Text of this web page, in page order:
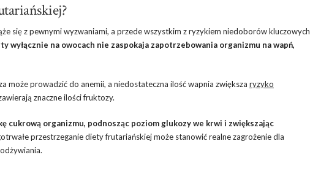
się z pewnymi wyzwaniami, a przede wszystkim z ryzykiem niedoborów kluczowych
wyłącznie na owocach nie zaspokaja zapotrzebowania organizmu na wapń,
może prowadzić do anemii, a niedostateczna ilość wapnia zwiększa ryzyko
znaczne ilości fruktozy.
cukrową organizmu, podnosząc poziom glukozy we krwi i zwiększając
przestrzeganie diety frutariańskiej może stanowić realne zagrożenie dla